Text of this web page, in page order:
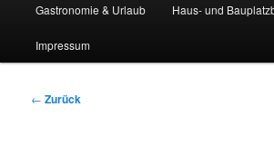
Gastronomie & Urlaub Haus- und
Impressum
Beitragsnavigation
← Zurück